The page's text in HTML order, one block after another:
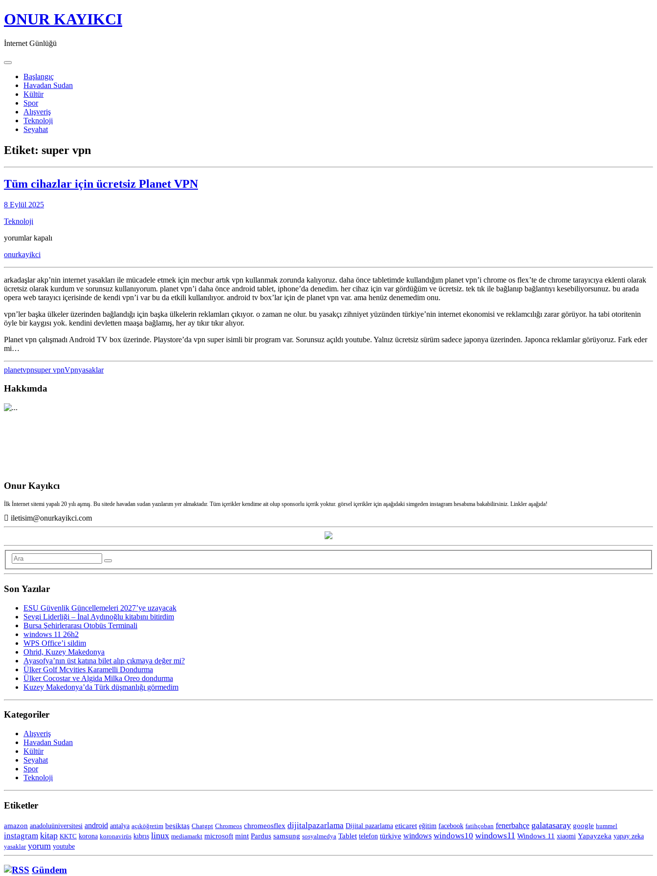
ONUR KAYIKCI
İnternet Günlüğü
Toggle navigation
Başlangıç
Havadan Sudan
Kültür
Spor
Alışveriş
Teknoloji
Seyahat
Etiket: super vpn
Tüm cihazlar için ücretsiz Planet VPN
8 Eylül 2025
Teknoloji
Tüm
için
VPN
için
yorumlar kapalı
onurkayikci
arkadaşlar akp’nin internet yasakları ile mücadele etmek için mecbur artık vpn kullanmak zorunda kalıyoruz. daha önce tabletimde kullandığım planet vpn’i chrome os flex’te de chrome tarayıcıya eklenti olarak
ücretsiz olarak kurdum ve sorunsuz kullanıyorum. planet vpn’i daha önce android tablet, iphone’da denedim. her cihaz için var gördüğüm ve ücretsiz. tek tık ile bağlanıp bağlantıyı kesebiliyorsunuz. bu arada
opera web tarayıcı içerisinde de kendi vpn’i var bu da etkili kullanılıyor. android tv box’lar için de planet vpn var. ama henüz denemedim onu.
vpn’ler başka ülkeler üzerinden bağlandığı için başka ülkelerin reklamları çıkıyor. o zaman ne olur. bu yasakçı zihniyet yüzünden türkiye’nin internet ekonomisi ve reklamcılığı zarar görüyor. ha tabi otoritenin
öyle bir kaygısı yok. kendini devletten maaşa bağlamış, her ay tıkır tıkır alıyor.
Planet vpn çalışmadı Android TV box üzerinde. Playstore’da vpn super isimli bir program var. Sorunsuz açıldı youtube. Yalnız ücretsiz sürüm sadece japonya üzerinden. Japonca reklamlar görüyoruz. Fark eder
mi…
planetvpnsuper vpnVpnyasaklar
Hakkımda
Onur Kayıkcı
İlk İnternet sitemi yapalı 20 yılı aşmış. Bu sitede havadan sudan yazılarım yer almaktadır. Tüm içerikler kendime ait olup sponsorlu içerik yoktur. görsel içerikler için aşağıdaki simgeden instagram hesabıma bakabilirsiniz. Linkler aşağıda!
iletisim@onurkayikci.com
Son Yazılar
ESU Güvenlik Güncellemeleri 2027’ye uzayacak
Sevgi Liderliği – İnal Aydınoğlu kitabını bitirdim
Bursa Şehirlerarası Otobüs Terminali
windows 11 26h2
WPS Office’i sildim
Ohrid, Kuzey Makedonya
Ayasofya’nın üst katına bilet alıp çıkmaya değer mi?
Ülker Golf Mcvities Karamelli Dondurma
Ülker Cocostar ve Algida Milka Oreo dondurma
Kuzey Makedonya’da Türk düşmanlığı görmedim
Kategoriler
Alışveriş
Havadan Sudan
Kültür
Seyahat
Spor
Teknoloji
Etiketler
amazon anadoluüniversitesi android antalya açıköğretim beşiktaş Chatgpt Chromeos chromeosflex dijitalpazarlama Dijital pazarlama eticaret eğitim facebook fatihçoban fenerbahçe galatasaray google hummel
instagram kitap KKTC korona koronavirüs kıbrıs linux mediamarkt microsoft mint Pardus samsung sosyalmedya Tablet telefon türkiye windows windows10 windows11 Windows 11 xiaomi Yapayzeka yapay zeka
yasaklar yorum youtube
Gündem